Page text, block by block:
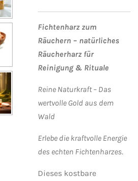
Fichtenharz zum
Räuchern – natürliches
Räucherharz für
Reinigung & Rituale
Reine Naturkraft – Das
wertvolle Gold aus dem
Wald
Erlebe die kraftvolle Energie
des echten Fichtenharzes.
Dieses kostbare